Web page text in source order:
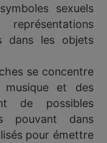
sexuels
dans les objets
se concentre
musique et des
de possibles
pouvant dans
pour émettre